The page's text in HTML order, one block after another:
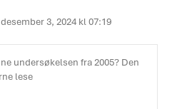
3, 2024 kl 07:19
undersøkelsen fra 2005? Den
lese